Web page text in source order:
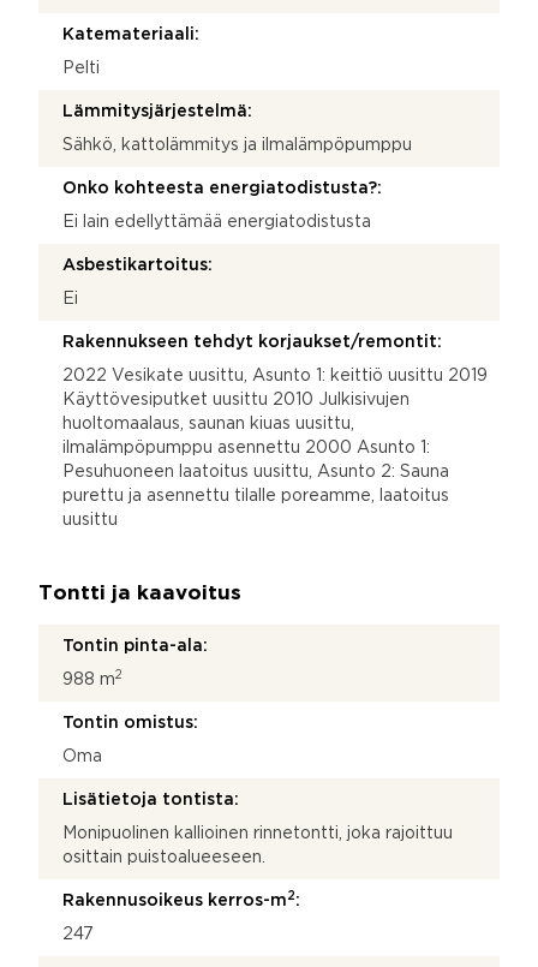
Katemateriaali:
Pelti
Lämmitysjärjestelmä:
Sähkö, kattolämmitys ja ilmalämpöpumppu
Onko kohteesta energiatodistusta?:
Ei lain edellyttämää energiatodistusta
Asbestikartoitus:
Ei
Rakennukseen tehdyt korjaukset/remontit:
2022 Vesikate uusittu, Asunto 1: keittiö uusittu 2019
Käyttövesiputket uusittu 2010 Julkisivujen
huoltomaalaus, saunan kiuas uusittu,
ilmalämpöpumppu asennettu 2000 Asunto 1:
Pesuhuoneen laatoitus uusittu, Asunto 2: Sauna
purettu ja asennettu tilalle poreamme, laatoitus
uusittu
Tontti ja kaavoitus
Tontin pinta-ala:
988 m2
Tontin omistus:
Oma
Lisätietoja tontista:
Monipuolinen kallioinen rinnetontti, joka rajoittuu
osittain puistoalueeseen.
Rakennusoikeus kerros-m 2 :
247